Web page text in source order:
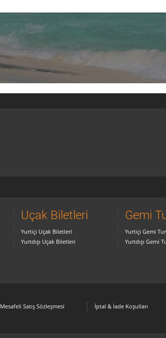
Uçak Biletleri
Yurtiçi Uçak Biletleri
Yurtdışı Uçak Biletleri
Gemi
Yurtiçi Gemi
Yurtdışı Gemi
Mesafeli Satış Sözleşmesi İptal & İade Koşulları